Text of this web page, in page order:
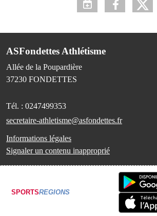
ASFondettes Athlétisme
Allée de la Poupardière
37230 FONDETTES
Tél. : 0247499353
secretaire-athletisme@asfondettes.fr
Informations légales
Signaler un contenu inapproprié
SPORTSREGIONS